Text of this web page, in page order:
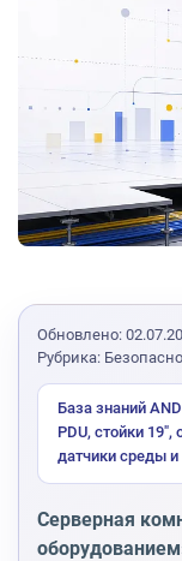
Обновлено:
Рубрика:
База знаний
PDU, стойки
датчики среды и
Серверная